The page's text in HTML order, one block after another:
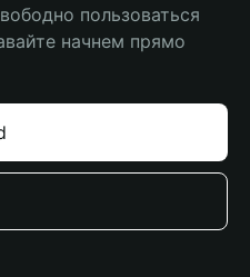
пользоваться
начнем прямо